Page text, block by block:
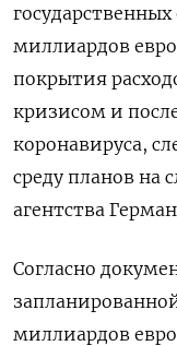
миллиардов
покрытия
кризисом и
коронавируса,
среду планов на
агентства
Согласно
миллиардов